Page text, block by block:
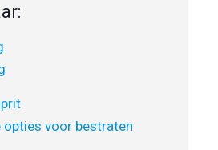
opties voor bestraten